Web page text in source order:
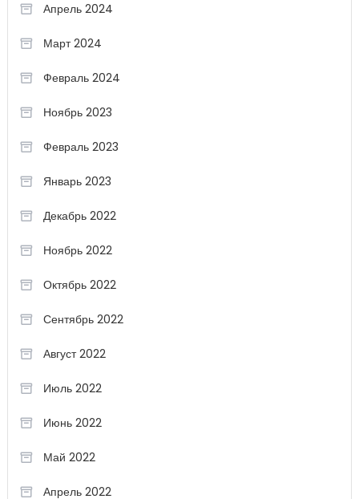
Апрель 2024
Март 2024
Февраль 2024
Ноябрь 2023
Февраль 2023
Январь 2023
Декабрь 2022
Ноябрь 2022
Октябрь 2022
Сентябрь 2022
Август 2022
Июль 2022
Июнь 2022
Май 2022
Апрель 2022